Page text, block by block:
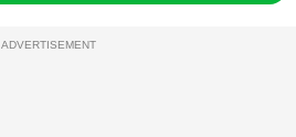
ADVERTISEMENT